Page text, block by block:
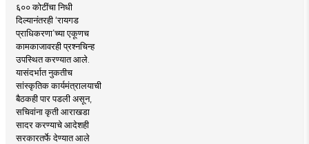
६०० कोटींचा निधी
दिल्यानंतरही ‘रायगड
प्राधिकरणा’च्या एकूणच
कामकाजावरही प्रश्नचिन्ह
उपस्थित करण्यात आले.
यासंदर्भात नुकतीच
सांस्कृतिक कार्यमंत्रालयाची
बैठकही पार पडली असून,
सचिवांना कृती आराखडा
सादर करण्याचे आदेशही
सरकारतर्फे देण्यात आले